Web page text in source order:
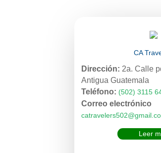
CA
Dirección: 2a. Calle
Antigua Guatemala
Teléfono: (502) 3115
Correo electrónico
Leer